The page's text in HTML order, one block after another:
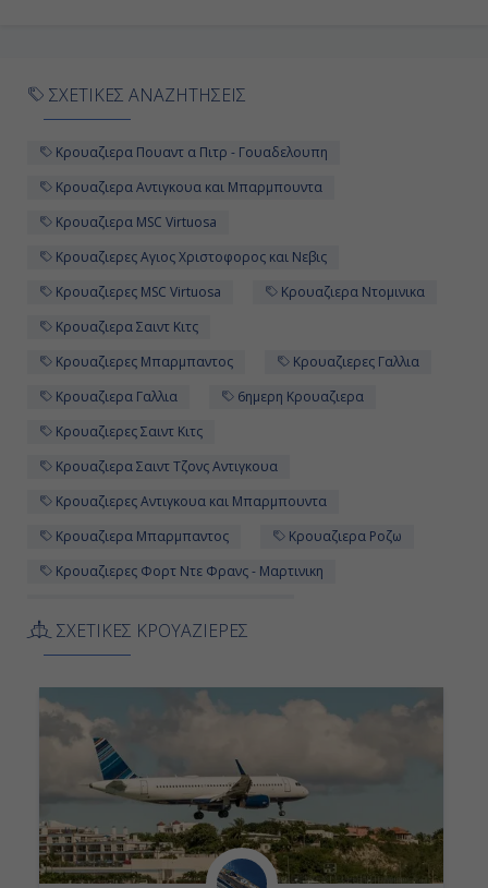
ΣΧΕΤΙΚΕΣ ΑΝΑΖΗΤΗΣΕΙΣ
Κρουαζιερα Πουαντ α Πιτρ - Γουαδελουπη
Κρουαζιερα Αντιγκουα και Μπαρμπουντα
Κρουαζιερα MSC Virtuosa
Κρουαζιερες Αγιος Χριστοφορος και Νεβις
Κρουαζιερες MSC Virtuosa
Κρουαζιερα Ντομινικα
Κρουαζιερα Σαιντ Κιτς
Κρουαζιερες Μπαρμπαντος
Κρουαζιερες Γαλλια
Κρουαζιερα Γαλλια
6ημερη Κρουαζιερα
Κρουαζιερες Σαιντ Κιτς
Κρουαζιερα Σαιντ Τζονς Αντιγκουα
Κρουαζιερες Αντιγκουα και Μπαρμπουντα
Κρουαζιερα Μπαρμπαντος
Κρουαζιερα Ροζω
Κρουαζιερες Φορτ Ντε Φρανς - Μαρτινικη
Κρουαζιερα MSC Cruises
Κρουαζιερες Ροζω
Κρουαζιερες MSC Cruises
6ημερες Κρουαζιερες
Κρουαζιερα Αγιος Χριστοφορος και Νεβις
Κρουαζιερα Φορτ Ντε Φρανς - Μαρτινικη
Κρουαζιερες Ντομινικα
ΣΧΕΤΙΚΕΣ ΚΡΟΥΑΖΙΕΡΕΣ